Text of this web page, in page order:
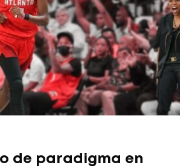
de paradigma en